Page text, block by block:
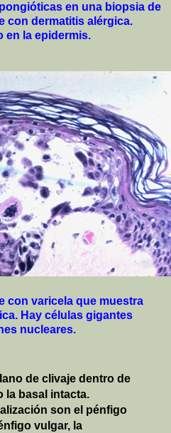
en una biopsia de
con dermatitis alérgica.
en la epidermis.
con varicela que muestra
Hay células gigantes
nucleares.
de clivaje dentro de
la basal intacta.
son el pénfigo
vulgar, la